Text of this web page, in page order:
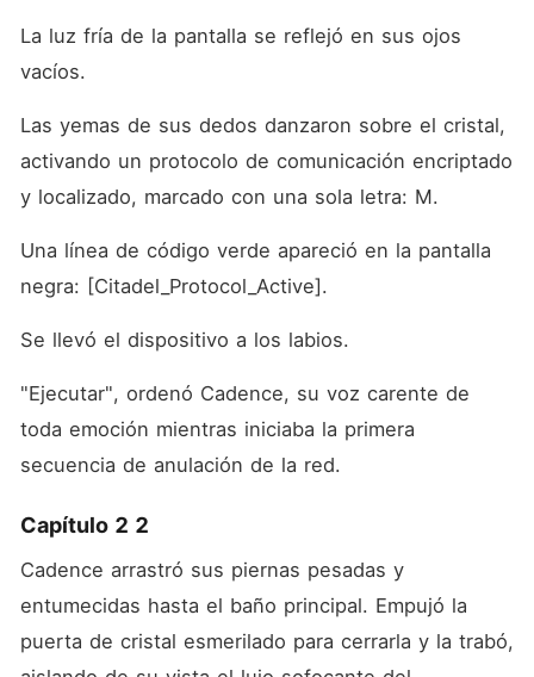
La luz fría de la pantalla se reflejó en sus ojos
vacíos.
Las yemas de sus dedos danzaron sobre el cristal,
activando un protocolo de comunicación encriptado
y localizado, marcado con una sola letra: M.
Una línea de código verde apareció en la pantalla
negra: [Citadel_Protocol_Active].
Se llevó el dispositivo a los labios.
"Ejecutar", ordenó Cadence, su voz carente de
toda emoción mientras iniciaba la primera
secuencia de anulación de la red.
Capítulo 2 2
Cadence arrastró sus piernas pesadas y
entumecidas hasta el baño principal. Empujó la
puerta de cristal esmerilado para cerrarla y la trabó,